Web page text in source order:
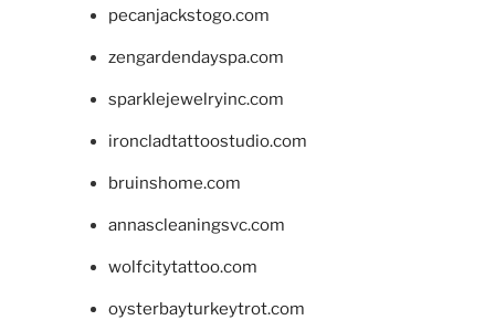
pecanjackstogo.com
zengardendayspa.com
sparklejewelryinc.com
ironcladtattoostudio.com
bruinshome.com
annascleaningsvc.com
wolfcitytattoo.com
oysterbayturkeytrot.com